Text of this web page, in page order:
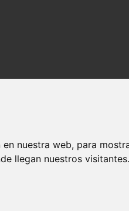
nuestra web, para
llegan nuestros visitantes.